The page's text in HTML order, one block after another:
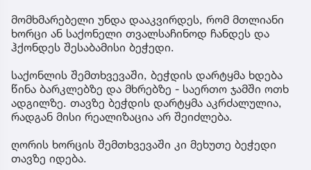
მომხმარებელი უნდა დააკვირდეს, რომ მთლიანი
ხორცი ან საქონელი თვალსაჩინოდ ჩანდეს და
ჰქონდეს შესაბამისი ბეჭედი.
საქონლის შემთხვევაში, ბეჭდის დარტყმა ხდება
წინა ბარკლებზე და მხრებზე - საერთო ჯამში ოთხ
ადგილზე. თავზე ბეჭდის დარტყმა აკრძალულია,
რადგან მისი რეალიზაცია არ შეიძლება.
ღორის ხორცის შემთხვევაში კი მეხუთე ბეჭედი
თავზე იდება.